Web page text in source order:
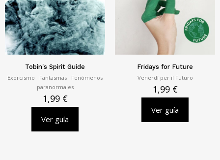
Tobin's Spirit Guide
Exorcismo · Fantasmas · Fenómenos
paranormales
1,99 €
Ver guía
Fridays for Future
Venerdì per il Futuro
1,99 €
Ver guía